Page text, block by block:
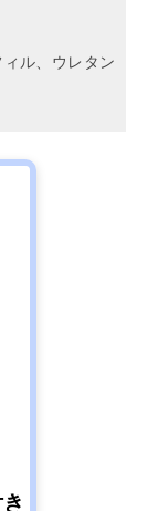
ル、ウレタン